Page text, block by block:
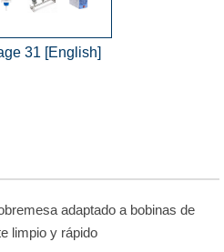
31 [English]
adaptado a bobinas de
limpio y rápido